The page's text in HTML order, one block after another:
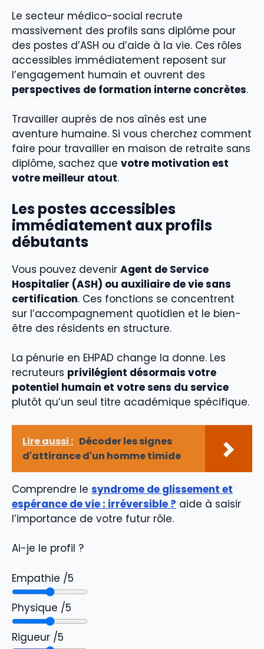
Le secteur médico-social recrute
massivement des profils sans diplôme pour
des postes d’ASH ou d’aide à la vie. Ces rôles
accessibles immédiatement reposent sur
l’engagement humain et ouvrent des
perspectives de formation interne concrètes.
Travailler auprès de nos aînés est une
aventure humaine. Si vous cherchez comment
faire pour travailler en maison de retraite sans
diplôme, sachez que votre motivation est
votre meilleur atout.
Les postes accessibles
immédiatement aux profils
débutants
Vous pouvez devenir Agent de Service
Hospitalier (ASH) ou auxiliaire de vie sans
certification. Ces fonctions se concentrent
sur l’accompagnement quotidien et le bien-
être des résidents en structure.
La pénurie en EHPAD change la donne. Les
recruteurs privilégient désormais votre
potentiel humain et votre sens du service
plutôt qu’un seul titre académique spécifique.
Lire aussi : Décoder les signes
d'attirance d'un homme timide
Comprendre le syndrome de glissement et
espérance de vie : irréversible ? aide à saisir
l’importance de votre futur rôle.
Ai-je le profil ?
Empathie /5
Physique /5
Rigueur /5